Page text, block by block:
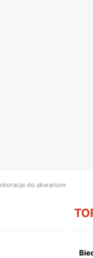
do akwarium